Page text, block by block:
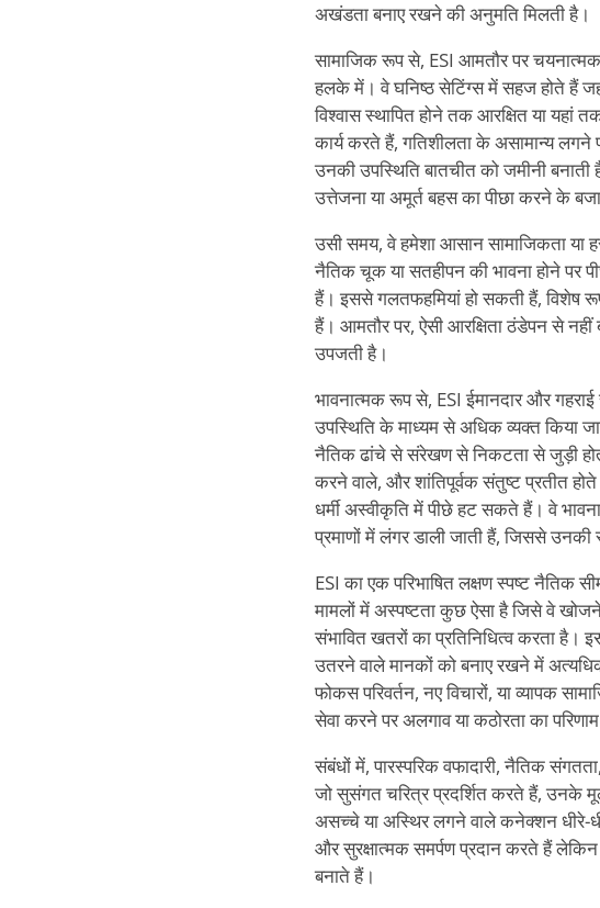
अखंडता बनाए रखने की अनुमति मिलती है।
सामाजिक रूप से, ESI आमतौर पर
हलके में। वे घनिष्ठ सेटिंग्स में सहज होते हैं
विश्वास स्थापित होने तक आरक्षित या
कार्य करते हैं, गतिशीलता के असामान्य लगने
उनकी उपस्थिति बातचीत को जमीनी
उत्तेजना या अमूर्त बहस का पीछा करने के
उसी समय, वे हमेशा आसान सामाजिकता या
नैतिक चूक या सतहीपन की भावना होने
हैं। इससे गलतफहमियां हो सकती हैं, विशेष
हैं। आमतौर पर, ऐसी आरक्षिता ठंडेपन से नहीं
उपजती है।
भावनात्मक रूप से, ESI ईमानदार और
उपस्थिति के माध्यम से अधिक व्यक्त
नैतिक ढांचे से संरेखण से निकटता से जुड़ी होती
करने वाले, और शांतिपूर्वक संतुष्ट प्रतीत
धर्मी अस्वीकृति में पीछे हट सकते हैं। वे
प्रमाणों में लंगर डाली जाती हैं, जिससे उनकी
ESI का एक परिभाषित लक्षण स्पष्ट नैतिक
मामलों में अस्पष्टता कुछ ऐसा है जिसे वे
संभावित खतरों का प्रतिनिधित्व करता
उतरने वाले मानकों को बनाए रखने में
फोकस परिवर्तन, नए विचारों, या व्यापक
सेवा करने पर अलगाव या कठोरता का
संबंधों में, पारस्परिक वफादारी, नैतिक
जो सुसंगत चरित्र प्रदर्शित करते हैं, उनके
असच्चे या अस्थिर लगने वाले कनेक्शन धीरे-
और सुरक्षात्मक समर्पण प्रदान करते हैं
बनाते हैं।